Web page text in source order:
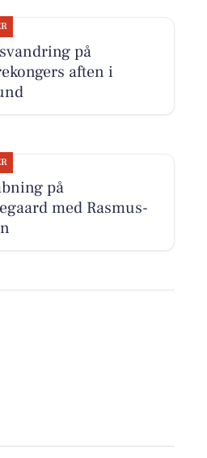
på
aften i
på
med Rasmus-